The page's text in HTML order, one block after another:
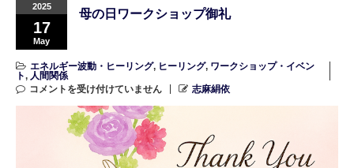
2025
17
May
母の日ワークショップ御礼
エネルギー波動・ヒーリング, ヒーリング, ワークショップ・イベン
ト, 人間関係
コメントを受け付けていません
志麻絹依